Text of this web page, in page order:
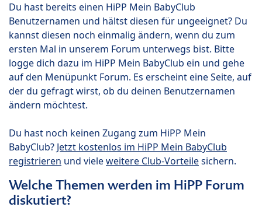
Du hast bereits einen HiPP Mein BabyClub
Benutzernamen und hältst diesen für ungeeignet? Du
kannst diesen noch einmalig ändern, wenn du zum
ersten Mal in unserem Forum unterwegs bist. Bitte
logge dich dazu im HiPP Mein BabyClub ein und gehe
auf den Menüpunkt Forum. Es erscheint eine Seite, auf
der du gefragt wirst, ob du deinen Benutzernamen
ändern möchtest.
Du hast noch keinen Zugang zum HiPP Mein
BabyClub? Jetzt kostenlos im HiPP Mein BabyClub
registrieren und vieleweitere Club-Vorteilesichern.
Welche Themen werden im HiPP Forum
diskutiert?